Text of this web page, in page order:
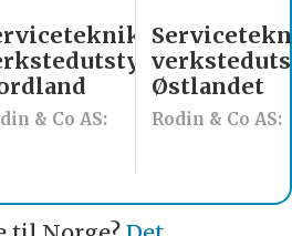
& Co AS: Rodin & Co AS:
Østlandet